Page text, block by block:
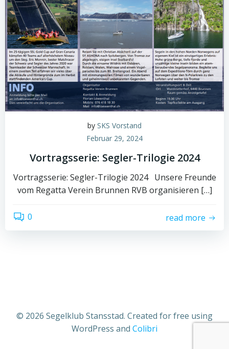
by SKS Vorstand
Februar 29, 2024
Vortragsserie: Segler-Trilogie 2024
Vortragsserie: Segler-Trilogie 2024 Unsere Freunde
vom Regatta Verein Brunnen RVB organisieren […]
0 read more
© 2026 Segelklub Stansstad. Created for free using
WordPress and Colibri